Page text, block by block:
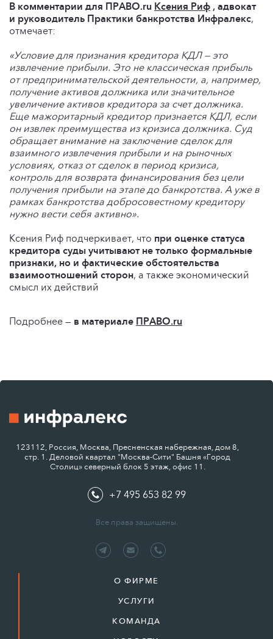
В комментарии для ПРАВО.ru Ксения Риф , адвокат
и руководитель Практики банкротства Инфралекс,
отмечает:
«Условие для признания кредитора КДЛ — это
извлечение прибыли. Это не классическая прибыль
от предпринимательской деятельности, а, например,
получение активов должника или значительное
увеличение активов кредитора за счет должника.
Еще мажоритарный кредитор признается КДЛ, если
он извлек преимущества из кризиса должника. Суд
обращает внимание на заключение сделок для
взаимного извлечения прибыли и на рыночных
условиях, отказ от сделок в период кризиса,
контроль для возврата финансирования без цели
получения прибыли на этапе до банкротства. А уже в
рамках банкротства добросовестному кредитору
нужно вести себя активно».
Ксения Риф подчеркивает, что при оценке статуса
кредитора суды учитывают не только формальные
признаки, но и фактические обстоятельства
взаимоотношений сторон, а также экономический
смысл их действий
Подробнее — в материале ПРАВО.ru
123112, Россия, Москва, Пресненская набережная, дом 8,
стр. 1. Деловой квартал "Москва-Сити" Башня «Город
Столиц» северный блок 5 этаж, офис 11.
+7 495 653 82 99
Все права защищены.
О ФИРМЕ
УСЛУГИ
КОМАНДА